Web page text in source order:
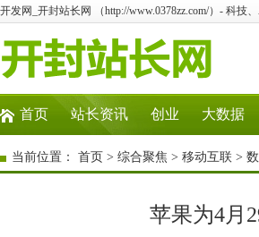
开发网_开封站长网 （http://www.0378zz.com/）- 科
首页 站长资讯 创业 大数据
当前位置： 首页 > 综合聚焦 > 移动互联 >
苹果为4月